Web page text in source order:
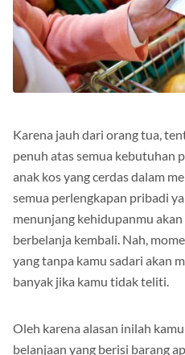
Karena jauh dari orang tua,
penuh atas semua kebutuhan
anak kos yang cerdas dalam
semua perlengkapan pribadi
menunjang kehidupanmu akan
berbelanja kembali. Nah,
yang tanpa kamu sadari akan
Oleh karena alasan inilah